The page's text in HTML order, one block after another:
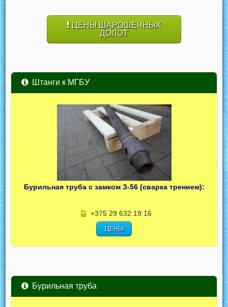
ЦЕНЫ ШАРОШЕЧНЫХ
ДОЛОТ
Штанги к МГБУ
Бурильная труба с замком З-56 (сварка трением):
+375 29 632 19 16
ЦЕНЫ
Бурильная труба